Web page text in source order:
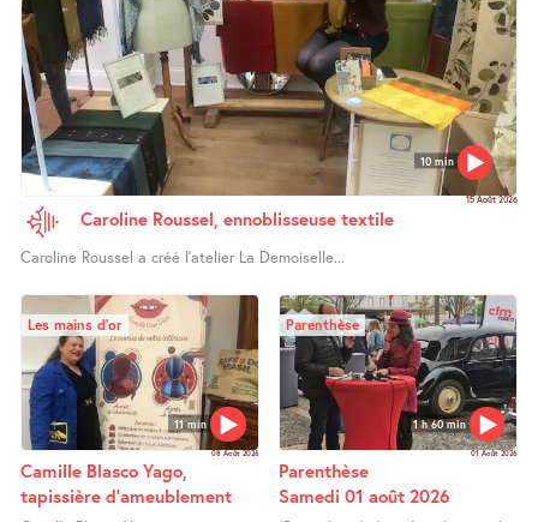
10 min
15 Août 2026
Caroline Roussel, ennoblisseuse textile
Caroline Roussel a créé l’atelier La Demoiselle...
11 min
Les mains d’or
08 Août 2026
Camille Blasco Yago,
tapissière d’ameublement
1 h 60 min
Parenthèse
01 Août 2026
Parenthèse
Samedi 01 août 2026